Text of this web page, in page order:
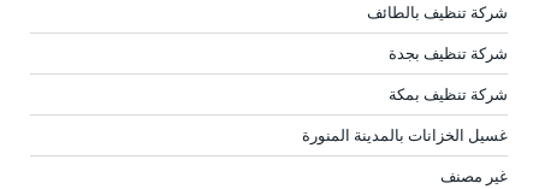
شركة تنظيف بالطائف
شركة تنظيف بجدة
شركة تنظيف بمكة
غسيل الخزانات بالمدينة المنورة
غير مصنف